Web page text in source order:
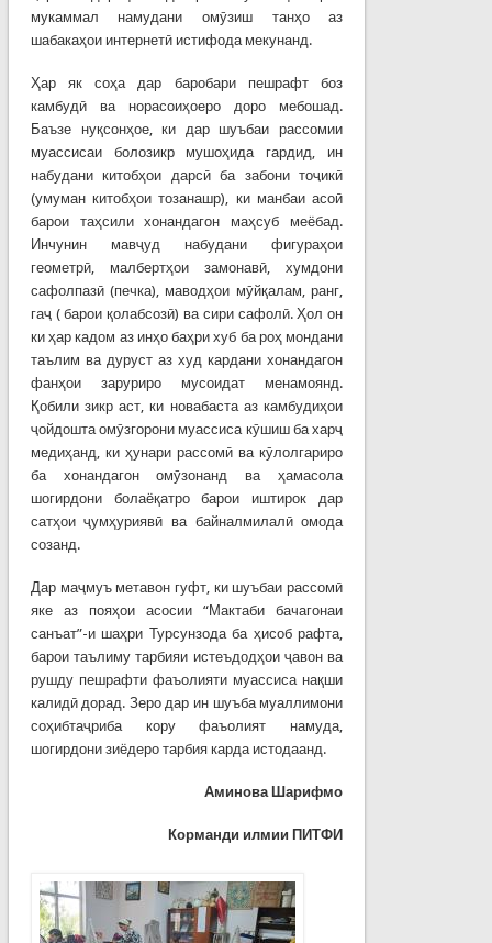
мукаммал намудани омӯзиш танҳо аз
шабакаҳои интернетӣ истифода мекунанд.
Ҳар як соҳа дар баробари пешрафт боз
камбудӣ ва норасоиҳоеро доро мебошад.
Баъзе нуқсонҳое, ки дар шуъбаи рассомии
муассисаи болозикр мушоҳида гардид, ин
набудани китобҳои дарсӣ ба забони тоҷикӣ
(умуман китобҳои тозанашр), ки манбаи асоӣ
барои таҳсили хонандагон маҳсуб меёбад.
Инчунин мавҷуд набудани фигураҳои
геометрӣ, малбертҳои замонавӣ, хумдони
сафолпазӣ (печка), маводҳои мӯйқалам, ранг,
гаҷ ( барои қолабсозӣ) ва сири сафолӣ. Ҳол он
ки ҳар кадом аз инҳо баҳри хуб ба роҳ мондани
таълим ва дуруст аз худ кардани хонандагон
фанҳои заруриро мусоидат менамоянд.
Қобили зикр аст, ки новабаста аз камбудиҳои
ҷойдошта омӯзгорони муассиса кӯшиш ба харҷ
медиҳанд, ки ҳунари рассомӣ ва кӯлолгариро
ба хонандагон омӯзонанд ва ҳамасола
шогирдони болаёқатро барои иштирок дар
сатҳои ҷумҳуриявӣ ва байналмилалӣ омода
созанд.
Дар маҷмуъ метавон гуфт, ки шуъбаи рассомӣ
яке аз пояҳои асосии “Мактаби бачагонаи
санъат”-и шаҳри Турсунзода ба ҳисоб рафта,
барои таълиму тарбияи истеъдодҳои ҷавон ва
рушду пешрафти фаъолияти муассиса нақши
калидӣ дорад. Зеро дар ин шуъба муаллимони
соҳибтаҷриба кору фаъолият намуда,
шогирдони зиёдеро тарбия карда истодаанд.
Аминова Шарифмо
Корманди илмии ПИТФИ